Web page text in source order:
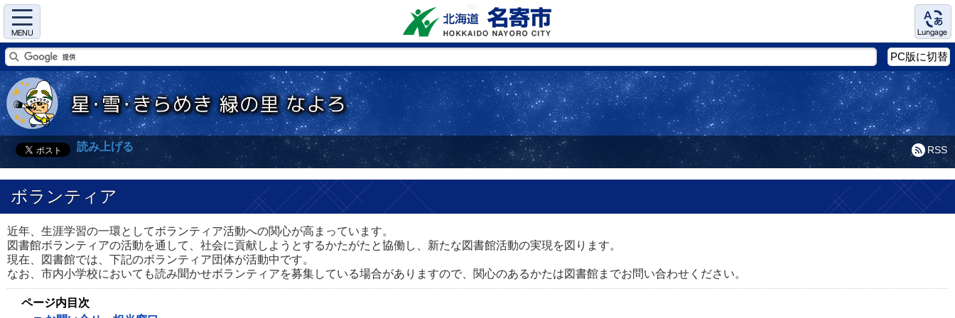
Menu Language
PC版に切替
RSS
読み上げる
ボランティア
近年、生涯学習の一環としてボランティア活動への関心が高まっています。
図書館ボランティアの活動を通して、社会に貢献しようとするかたがたと協働し、新たな図書館活動の実現を図ります。
現在、図書館では、下記のボランティア団体が活動中です。
なお、市内小学校においても読み聞かせボランティアを募集している場合がありますので、関心のあるかたは図書館までお問い合わせください。
ページ内目次